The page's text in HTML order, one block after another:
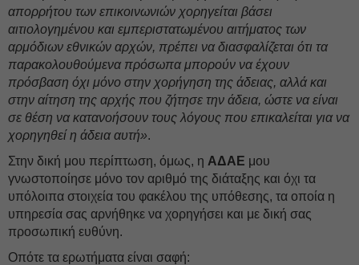
απορρήτου των επικοινωνιών χορηγείται βάσει
αιτιολογημένου και εμπεριστατωμένου αιτήματος των
αρμόδιων εθνικών αρχών, πρέπει να διασφαλίζεται ότι τα
παρακολουθούμενα πρόσωπα μπορούν να έχουν
πρόσβαση όχι μόνο στην χορήγηση της άδειας, αλλά και
στην αίτηση της αρχής που ζήτησε την άδεια, ώστε να είναι
σε θέση να κατανοήσουν τους λόγους που επικαλείται για να
χορηγηθεί η άδεια αυτή».
Στην δική μου περίπτωση, όμως, η ΑΔΑΕ μου
γνωστοποίησε μόνο τον αριθμό της διάταξης και όχι τα
υπόλοιπα στοιχεία του φακέλου της υπόθεσης, τα οποία η
υπηρεσία σας αρνήθηκε να χορηγήσει και με δική σας
προσωπική ευθύνη.
Οπότε τα ερωτήματα είναι σαφή: